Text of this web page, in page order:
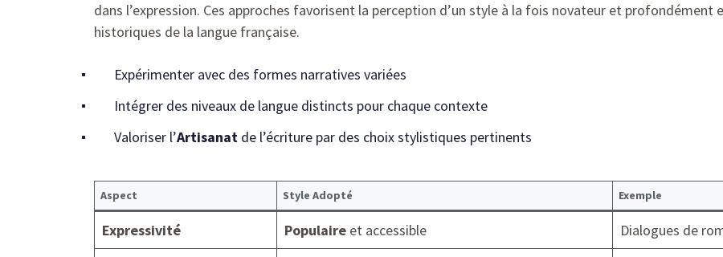
dans l’expression. Ces approches favorisent la perception d’un style à la fois novateur et profondément
historiques de la langue française.
Expérimenter avec des formes narratives variées
Intégrer des niveaux de langue distincts pour chaque contexte
Valoriser l’Artisanat de l’écriture par des choix stylistiques pertinents
Aspect Style Adopté Exemple
Expressivité Populaire et accessible
Dialogues de